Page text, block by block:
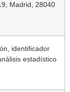
Madrid, 28040
identificador
estadístico